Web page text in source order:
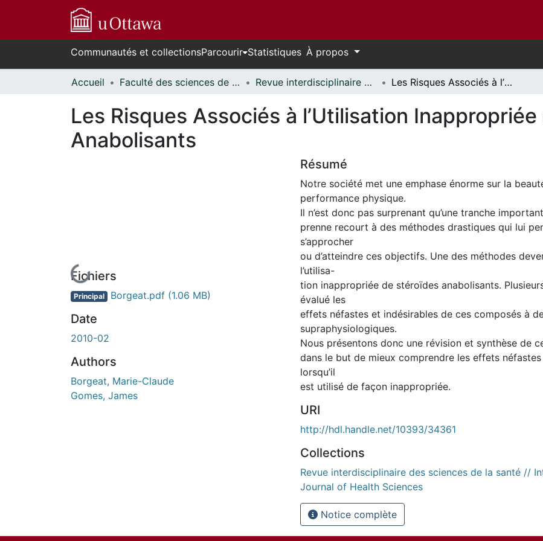
Communautés et collectionsParcourir Statistiques À propos
Accueil Faculté des sciences de la santé // Faculty of Health Sciences Revue interdisciplinaire des sciences de la santé // Interdisciplinary Journal of Health Sciences Les Risques Associés à l’Utilisation Inappropriée des Stéroïdes Anabolisants
Les Risques Associés à l’Utilisation
Anabolisants
En cours de chargement...
Fichiers
Principal Borgeat.pdf (1.06 MB)
Date
2010-02
Authors
Borgeat, Marie-Claude
Gomes, James
Résumé
Notre société met une emphase énorme sur la
performance physique.
Il n’est donc pas surprenant qu’une tranche
prenne recourt à des méthodes drastiques qui lui
s’approcher
ou d’atteindre ces objectifs. Une des méthodes
l’utilisa-­
tion inappropriée de stéroïdes anabolisants.
évalué les
effets néfastes et indésirables de ces composés à
supraphysiologiques.
Nous présentons donc une révision et synthèse de
dans le but de mieux comprendre les effets
lorsqu’il
est utilisé de façon inappropriée.
URI
http://hdl.handle.net/10393/34361
Collections
Revue interdisciplinaire des sciences de la santé //
Journal of Health Sciences
Notice complète